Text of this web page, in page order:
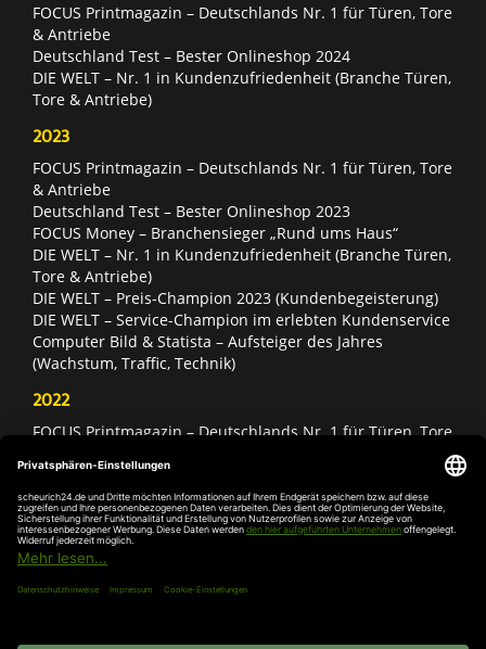
FOCUS Printmagazin – Deutschlands Nr. 1 für Türen, Tore
& Antriebe
Deutschland Test – Bester Onlineshop 2024
DIE WELT – Nr. 1 in Kundenzufriedenheit (Branche Türen,
Tore & Antriebe)
2023
FOCUS Printmagazin – Deutschlands Nr. 1 für Türen, Tore
& Antriebe
Deutschland Test – Bester Onlineshop 2023
FOCUS Money – Branchensieger „Rund ums Haus“
DIE WELT – Nr. 1 in Kundenzufriedenheit (Branche Türen,
Tore & Antriebe)
DIE WELT – Preis-Champion 2023 (Kundenbegeisterung)
DIE WELT – Service-Champion im erlebten Kundenservice
Computer Bild & Statista – Aufsteiger des Jahres
(Wachstum, Traffic, Technik)
2022
FOCUS Printmagazin – Deutschlands Nr. 1 für Türen, Tore
Deutschland Test – Bester Onlineshop 2022
FOCUS Money – Branchensieger „Rund ums Haus“
DIE WELT – Service-Champion im erlebten Kundenservice
DIE WELT – Branchengewinner Gold-Rang (Türen, Tore &
Antriebe)